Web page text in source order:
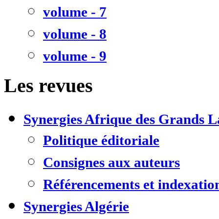
volume - 7
volume - 8
volume - 9
Les revues
Synergies Afrique des Grands
Politique éditoriale
Consignes aux auteurs
Référencements et
Synergies Algérie